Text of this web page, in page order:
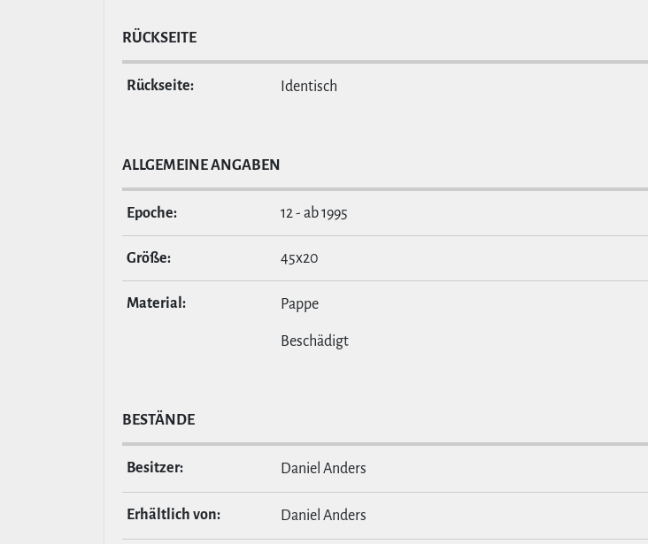
RÜCKSEITE
Rückseite: Identisch
ALL­GE­MEINE ANGABEN
Epoche: 12 - ab 1995
Größe: 45x20
Material: Pappe
Beschädigt
BESTÄNDE
Besitzer: Daniel Anders
Erhält­lich von: Daniel Anders